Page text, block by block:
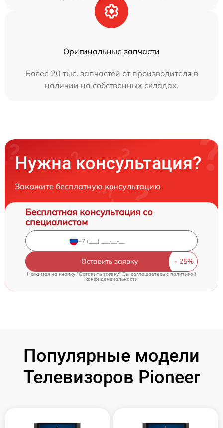
Оригинальные запчасти
Более 20 тыс. запчастей от производителя в
наличии на собственных складах.
Нужна консультация?
Закажите бесплатную консультацию
Бесплатная консультация со
специалистом
Оставить заявку
Нажимая на кнопку "Оставить заявку" Вы соглашаетесь cполитикой
конфиденциальности
Популярные модели
Телевизоров Pioneer